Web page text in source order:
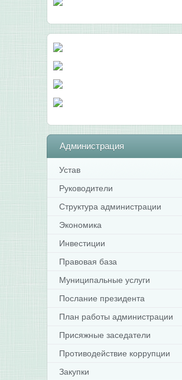
Администрация
Устав
Руководители
Структура администрации
Экономика
Инвестиции
Правовая база
Муниципальные услуги
Послание президента
План работы администрации
Присяжные заседатели
Противодействие коррупции
Закупки